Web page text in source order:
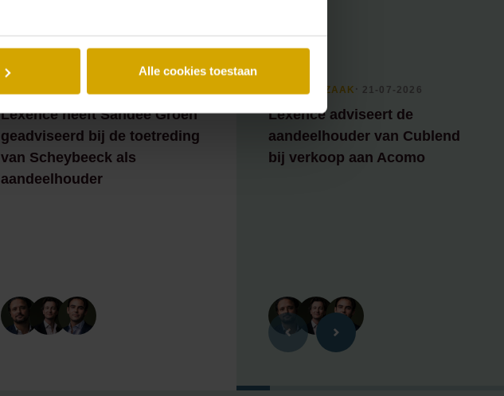
Alle cookies toestaan
RECENTE ZAAK
Lexence heeft Sandee Groen
geadviseerd bij de toetreding
van Scheybeeck als
aandeelhouder
RECENTE ZAAK ⸱ 21-07-2026
Lexence adviseert de
aandeelhouder van Cublend
bij verkoop aan Acomo